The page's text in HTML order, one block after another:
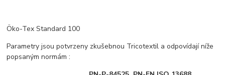
Öko-Tex Standard 100
Parametry jsou potvrzeny zkušebnou Tricotextil a odpovídají níže
popsaným normám :